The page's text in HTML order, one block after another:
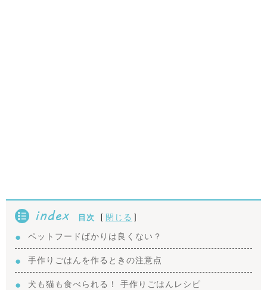
index 目次 [ 閉じる ]
ペットフードばかりは良くない？
手作りごはんを作るときの注意点
犬も猫も食べられる！ 手作りごはんレシピ